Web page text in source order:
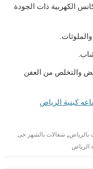
الكهربية ذات الجودة
والتخلص من العفن
كينية الرياض
بالرياض, شغالات بالشهر حى
الرياض